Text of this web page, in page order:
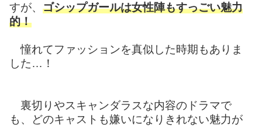
すが、 ゴシップガールは女性陣もすっごい魅力
的！
憧れてファッションを真似した時期もありま
した…！
裏切りやスキャンダラスな内容のドラマで
も、どのキャストも嫌いになりきれない魅力が